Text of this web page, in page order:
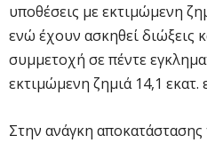
υποθέσεις με εκτιμώμενη
ενώ έχουν ασκηθεί διώξεις
συμμετοχή σε πέντε
εκτιμώμενη ζημιά 14,1 εκατ.
Στην ανάγκη